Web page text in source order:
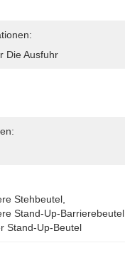
Die Ausfuhr
Stehbeutel
Stand-Up-Barrierebeutel
Stand-Up-Beutel